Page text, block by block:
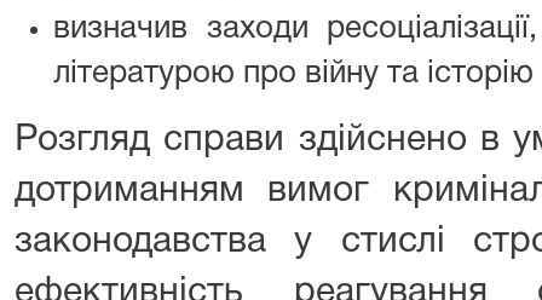
визначив заходи
літературою про війну та історію
Розгляд справи здійснено в
дотриманням вимог
законодавства у стислі
ефективність